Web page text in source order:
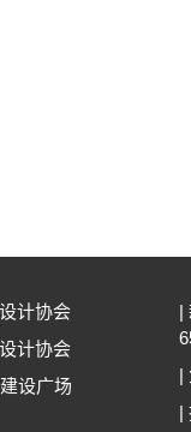
计协会
计协会
设广场
|
|
|